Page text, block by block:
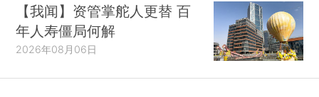
【我闻】资管掌舵人更替 百
年人寿僵局何解
2026年08月06日